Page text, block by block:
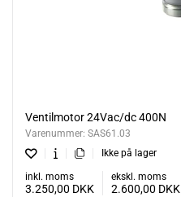
Ventilmotor 24Vac/dc 400N
Varenummer: SAS61.03
Ikke på lager
inkl. moms
3.250,00 DKK
ekskl. moms
2.600,00 DKK